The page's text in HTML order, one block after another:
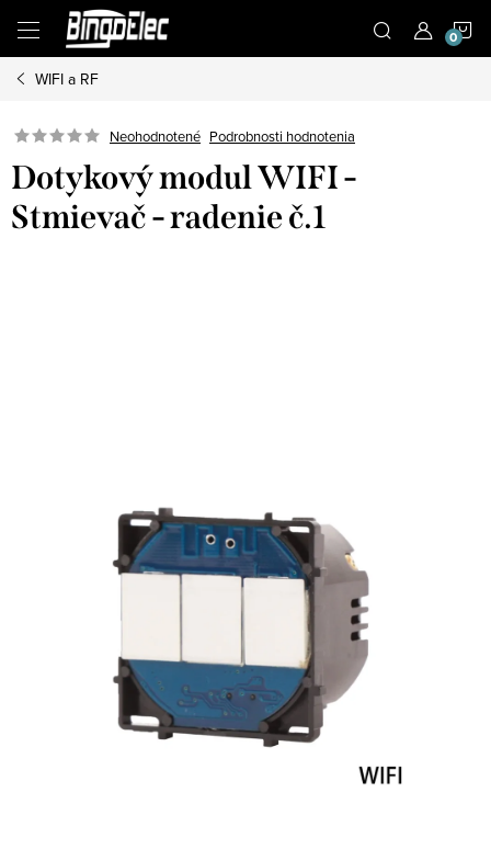
obsah
WIFI a RF
Neohodnotené Podrobnosti hodnotenia
Dotykový modul WIFI -
Stmievač - radenie č.1